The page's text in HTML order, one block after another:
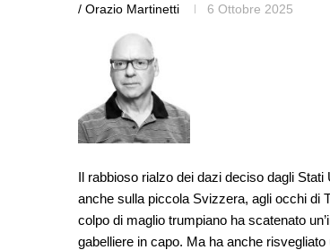
/ Orazio Martinetti 6 Ottobre 2025
Il rabbioso rialzo dei dazi deciso dagli
anche sulla piccola Svizzera, agli occhi di
colpo di maglio trumpiano ha scatenato
gabelliere in capo. Ma ha anche